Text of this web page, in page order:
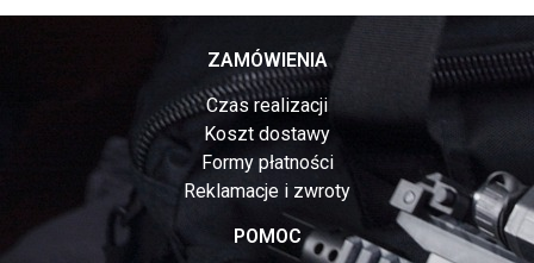
ZAMÓWIENIA
Czas realizacji
Koszt dostawy
Formy płatności
Reklamacje i zwroty
POMOC